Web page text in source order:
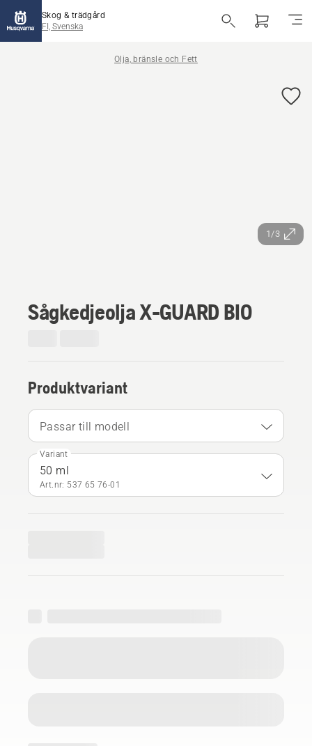
Skog & trädgård
FI, Svenska
Olja, bränsle och Fett
1/3
Sågkedjeolja X-GUARD BIO
Produktvariant
Passar till modell
Variant
50 ml
Art.nr: 537 65 76‑01